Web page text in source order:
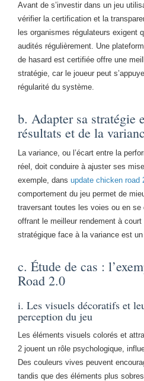
Avant de s’investir dans un jeu
vérifier la certification et la
les organismes régulateurs exigent
audités régulièrement. Une
de hasard est certifiée offre une
stratégie, car le joueur peut
régularité du système.
b. Adapter sa stratégie
résultats et de la
La variance, ou l’écart entre la
réel, doit conduire à ajuster ses
exemple, dans update chicken road
comportement du jeu permet de
traversant toutes les voies ou en
offrant le meilleur rendement à
stratégique face à la variance est
c. Étude de cas :
Road 2.0
i. Les visuels décoratifs et
perception du jeu
Les éléments visuels colorés et
2 jouent un rôle psychologique,
Des couleurs vives peuvent
tandis que des éléments plus